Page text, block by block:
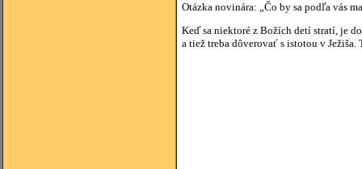
Otázka novinára: „Čo by sa podľa vás
Keď sa niektoré z Božích detí stratí, je
a tiež treba dôverovať s istotou v